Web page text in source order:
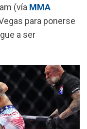
(vía MMA
para ponerse
a ser